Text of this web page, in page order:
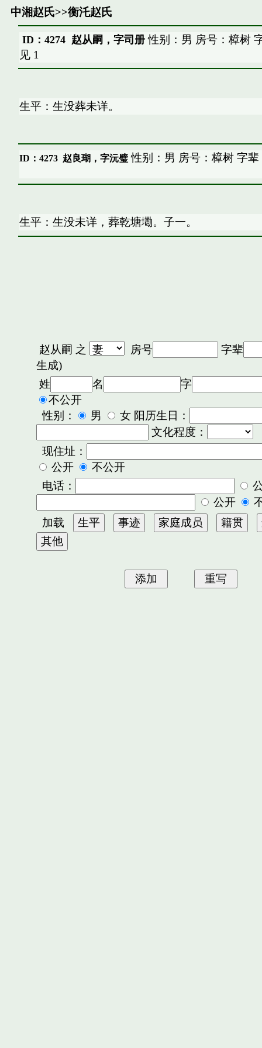
中湘赵氏>>衡汑赵氏
ID：4274 赵从嗣，字司册性别：男 房号：樟树
见 1
生平：生没葬未详。
ID：4273 赵良瑚，字沅璧性别：男 房号：樟树 字辈
生平：生没未详，葬乾塘墈。子一。
赵从嗣 之 房号
字辈
生成)
姓
名
字
不公开
性别：
男
女 阳历生日：
文化程度：
现住址：
公开
不公开
电话：
公开
加载